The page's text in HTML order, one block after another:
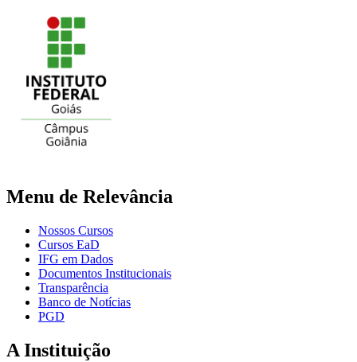
Menu de Relevância
Nossos Cursos
Cursos EaD
IFG em Dados
Documentos Institucionais
Transparência
Banco de Notícias
PGD
A Instituição